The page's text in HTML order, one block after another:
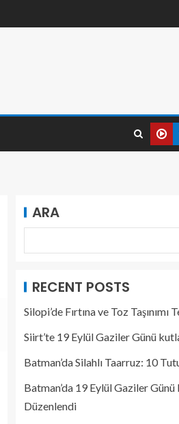
ARA
RECENT POSTS
Silopi’de Fırtına ve Toz Taşınımı
Siirt’te 19 Eylül Gaziler Günü
Batman’da Silahlı Taarruz: 10
Batman’da 19 Eylül Gaziler
Düzenlendi